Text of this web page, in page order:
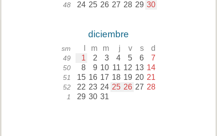
48 24 25 26 27 28 29 30
diciembre
sm m m j v s d
49 1 2 3 4 5 6 7
50 8 9 10 11 12 13 14
51 15 16 17 18 19 20 21
52 22 23 24 25 26 27 28
1 29 30 31